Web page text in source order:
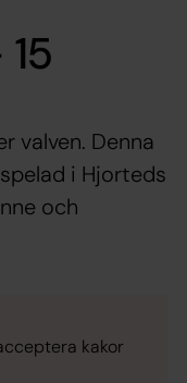
valven. Denna
i Hjorteds
och
kakor